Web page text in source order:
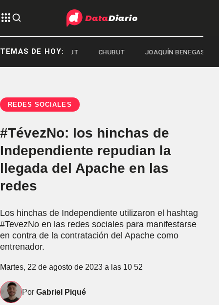
TEMAS DE HOY:
DEL CHUBUT CHUBUT JOAQUÍN BENEGAS LYNCH
REDES SOCIALES
#TévezNo: los hinchas de
Independiente repudian la
llegada del Apache en las
redes
Los hinchas de Independiente utilizaron el hashtag
#TevezNo en las redes sociales para manifestarse
en contra de la contratación del Apache como
entrenador.
Martes, 22 de agosto de 2023 a las 10 52
Por Gabriel Piqué